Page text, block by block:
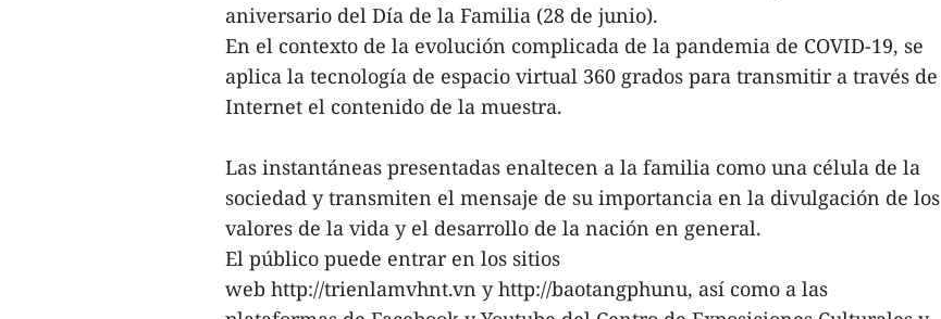
aniversario del Día de la Familia (28 de junio).
En el contexto de la evolución complicada de la pandemia de COVID-19, se
aplica la tecnología de espacio virtual 360 grados para transmitir a través de
Internet el contenido de la muestra.
Las instantáneas presentadas enaltecen a la familia como una célula de la
sociedad y transmiten el mensaje de su importancia en la divulgación de los
valores de la vida y el desarrollo de la nación en general.
El público puede entrar en los sitios
web http://trienlamvhnt.vn y http://baotangphunu, así como a las